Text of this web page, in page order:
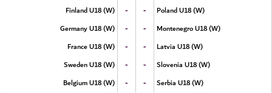
Finland U18 (W)
- -
Poland U18 (W)
Germany U18 (W)
- -
Montenegro U18 (W)
France U18 (W)
- -
Latvia U18 (W)
Sweden U18 (W)
- -
Slovenia U18 (W)
Belgium U18 (W)
- - Serbia U18 (W)